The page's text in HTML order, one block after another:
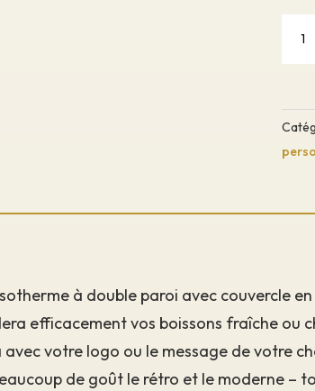
en
inox
avec
à double paroi avec couvercle
efficacement vos boissons fraîche ou
avec votre logo ou le message de votre
de goût le rétro et le moderne –